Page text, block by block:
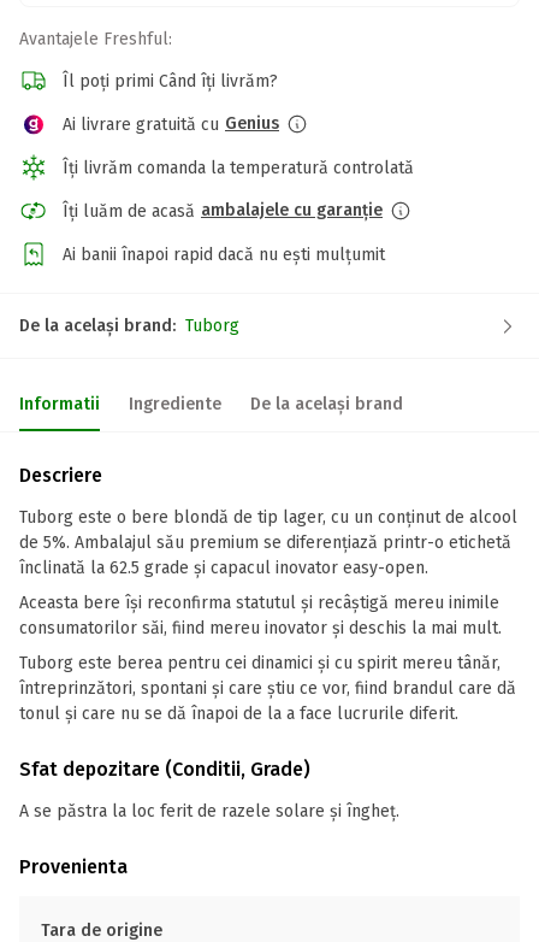
Avantajele Freshful:
Îl poți primi Când îți livrăm?
Ai livrare gratuită cu Genius
Îți livrăm comanda la temperatură controlată
Îți luăm de acasă ambalajele cu garanție
Ai banii înapoi rapid dacă nu ești mulțumit
De la același brand: Tuborg
Informatii Ingrediente De la același brand
Descriere
Tuborg este o bere blondă de tip lager, cu un conținut de alcool
de 5%. Ambalajul său premium se diferențiază printr-o etichetă
înclinată la 62.5 grade și capacul inovator easy-open.
Aceasta bere își reconfirma statutul și recâștigă mereu inimile
consumatorilor săi, fiind mereu inovator și deschis la mai mult.
Tuborg este berea pentru cei dinamici și cu spirit mereu tânăr,
întreprinzători, spontani și care știu ce vor, fiind brandul care dă
tonul și care nu se dă înapoi de la a face lucrurile diferit.
Sfat depozitare (Conditii, Grade)
A se păstra la loc ferit de razele solare și îngheț.
Provenienta
Tara de origine